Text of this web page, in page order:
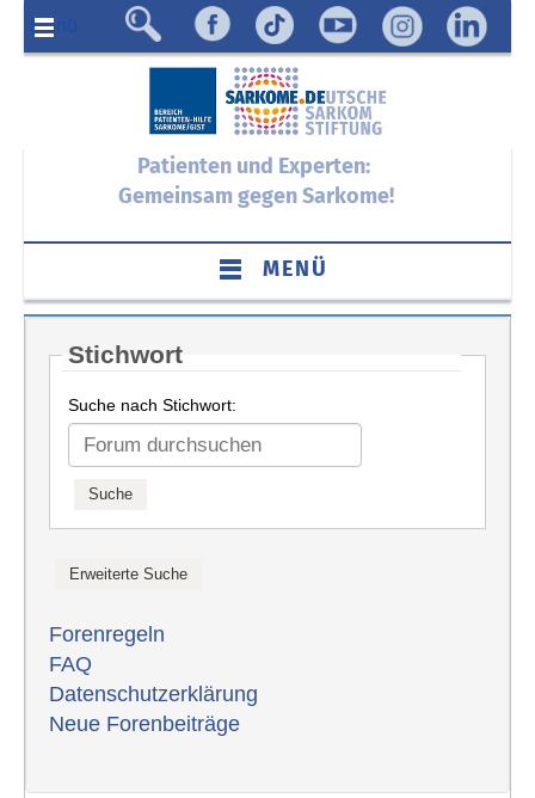
Menü
Patienten und Experten:
Gemeinsam gegen Sarkome!
MENÜ
Stichwort
Suche nach Stichwort:
Forenregeln
FAQ
Datenschutzerklärung
Neue Forenbeiträge